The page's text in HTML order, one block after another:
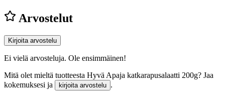
Arvostelut
Kirjoita arvostelu
Ei vielä arvosteluja. Ole ensimmäinen!
Mitä olet mieltä tuotteesta Hyvä Apaja katkarapusalaatti 200g? Jaa
kokemuksesi ja
kirjoita arvostelu .